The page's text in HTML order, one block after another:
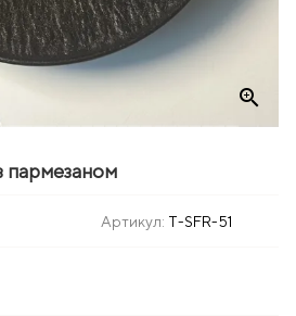
zoom_in
пармезаном
Артикул: T-SFR-51